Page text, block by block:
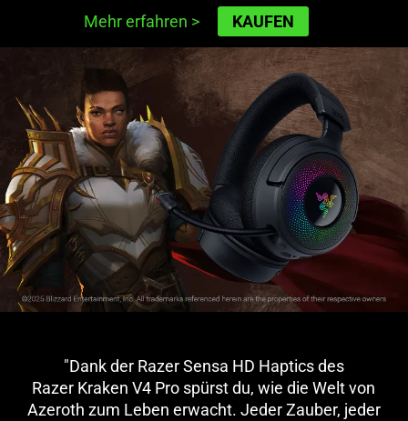
Mehr erfahren > KAUFEN
"Dank der Razer Sensa HD Haptics des
Razer Kraken V4 Pro spürst du, wie die Welt von
Azeroth zum Leben erwacht. Jeder Zauber, jeder